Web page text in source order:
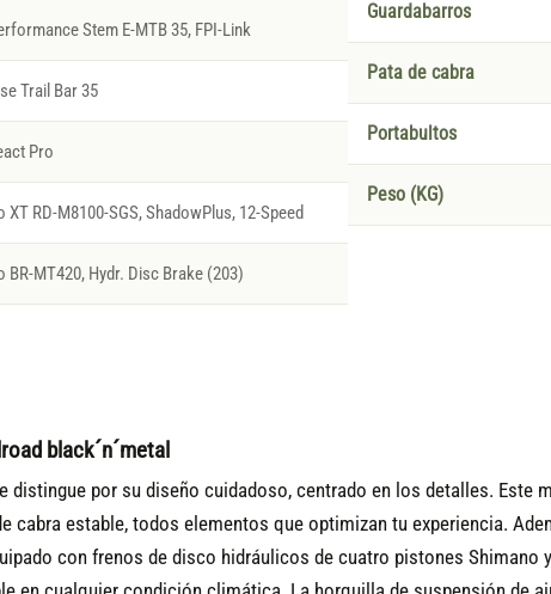
Stem E-MTB 35, FPI-Link
Trail Bar 35
Pro
XT RD-M8100-SGS, ShadowPlus, 12-Speed
BR-MT420, Hydr. Disc Brake (203)
Guardabarros
Pata de cabra
Portabultos
Peso (KG)
black´n´metal
distingue por su diseño cuidadoso, centrado en los detalles. Este
cabra estable, todos elementos que optimizan tu experiencia.
con frenos de disco hidráulicos de cuatro pistones Shimano